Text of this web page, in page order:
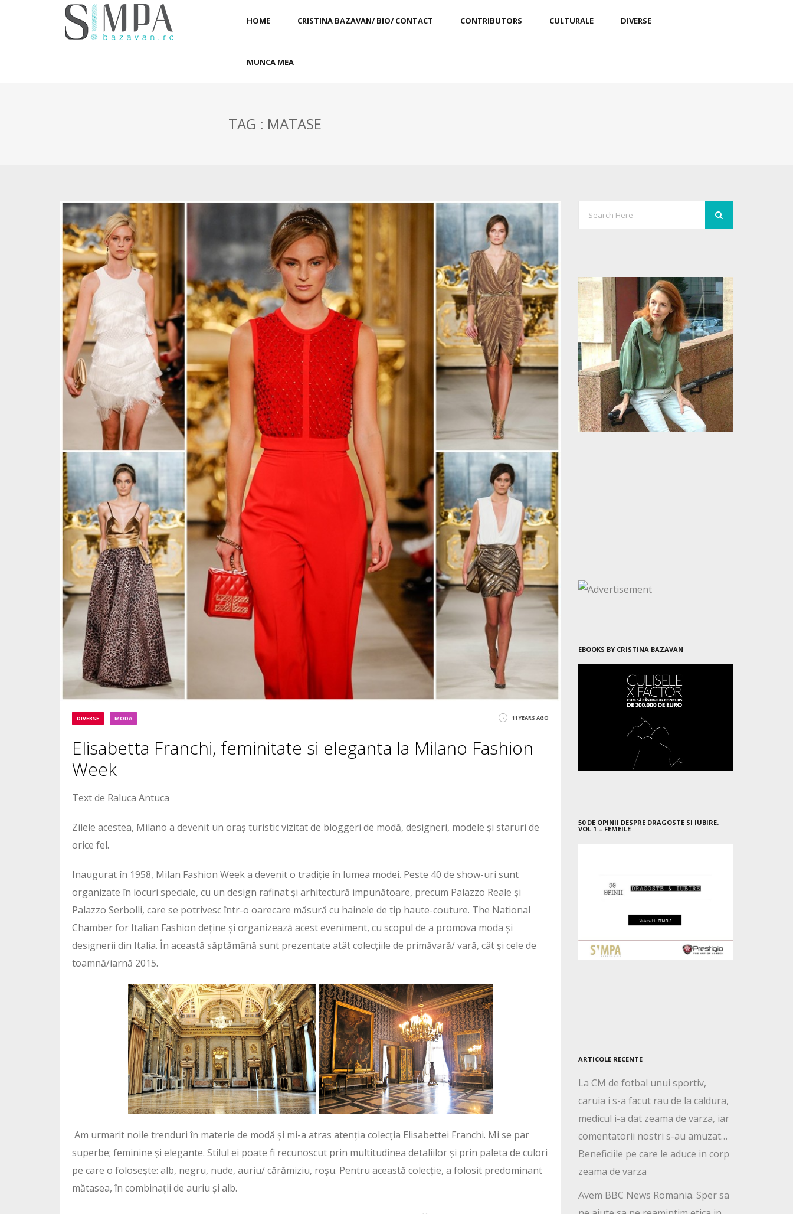
HOME CRISTINA BAZAVAN/ BIO/ CONTACT CONTRIBUTORS CULTURALE DIVERSE
MUNCA MEA
TAG : MATASE
DIVERSE MODA 11 YEARS AGO
Elisabetta Franchi, feminitate si eleganta la Milano Fashion
Week
Text de Raluca Antuca
Zilele acestea, Milano a devenit un oraș turistic vizitat de bloggeri de modă, designeri, modele și staruri de
orice fel.
Inaugurat în 1958, Milan Fashion Week a devenit o tradiție în lumea modei. Peste 40 de show-uri sunt
organizate în locuri speciale, cu un design rafinat și arhitectură impunătoare, precum Palazzo Reale și
Palazzo Serbolli, care se potrivesc într-o oarecare măsură cu hainele de tip haute-couture. The National
Chamber for Italian Fashion deține și organizează acest eveniment, cu scopul de a promova moda și
designerii din Italia. În această săptămână sunt prezentate atât colecțiile de primăvară/ vară, cât și cele de
toamnă/iarnă 2015.
Am urmarit noile trenduri în materie de modă și mi-a atras atenția colecția Elisabettei Franchi. Mi se par
superbe; feminine și elegante. Stilul ei poate fi recunoscut prin multitudinea detaliilor și prin paleta de culori
pe care o folosește: alb, negru, nude, auriu/ cărămiziu, roșu. Pentru această colecție, a folosit predominant
mătasea, în combinații de auriu și alb.
EBOOKS BY CRISTINA BAZAVAN
50 DE OPINII DESPRE DRAGOSTE SI IUBIRE.
VOL 1 – FEMEILE
ARTICOLE RECENTE
La CM de fotbal unui sportiv,
caruia i s-a facut rau de la caldura,
medicul i-a dat zeama de varza, iar
comentatorii nostri s-au amuzat…
Beneficiile pe care le aduce in corp
zeama de varza
Avem BBC News Romania. Sper sa